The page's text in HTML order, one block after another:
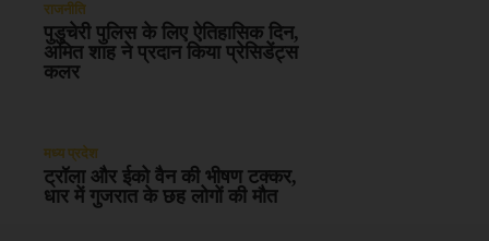
राजनीति
पुडुचेरी पुलिस के लिए ऐतिहासिक दिन,
अमित शाह ने प्रदान किया प्रेसिडेंट्स
कलर
मध्य प्रदेश
ट्रॉला और ईको वैन की भीषण टक्कर,
धार में गुजरात के छह लोगों की मौत